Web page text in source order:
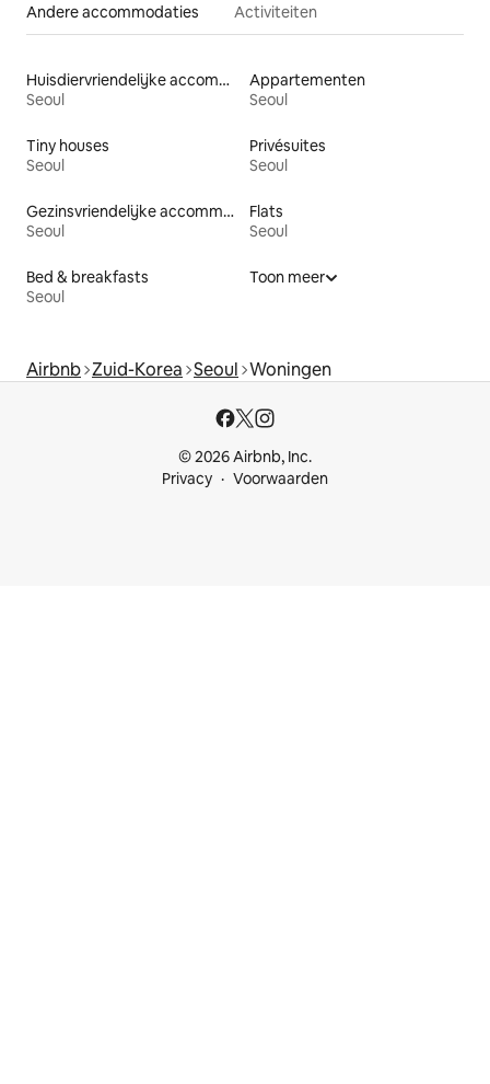
Andere accommodaties Activiteiten
Huisdiervriendelijke accommodaties
Seoul
Appartementen
Seoul
Tiny houses
Seoul
Privésuites
Seoul
Gezinsvriendelijke accommodaties
Seoul
Flats
Seoul
Bed & breakfasts
Seoul
Toon meer
Airbnb Zuid-Korea Seoul Woningen
© 2026 Airbnb, Inc.
Privacy
Voorwaarden